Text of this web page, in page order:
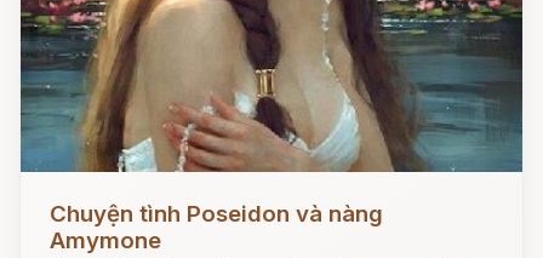
Chuyện tình Poseidon và nàng
Amymone